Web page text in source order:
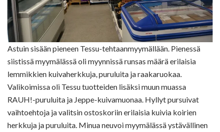
Astuin sisään pieneen Tessu-tehtaanmyymällään. Pienessä
siistissä myymälässä oli myynnissä runsas määrä erilaisia
lemmikkien kuivaherkkuja, puruluita ja raakaruokaa.
Valikoimissa oli Tessu tuotteiden lisäksi muun muassa
RAUH!-puruluita ja Jeppe-kuivamuonaa. Hyllyt pursuivat
vaihtoehtoja ja valitsin ostoskoriin erilaisia kuivia koirien
herkkuja ja puruluita. Minua neuvoi myymälässä ystävällinen